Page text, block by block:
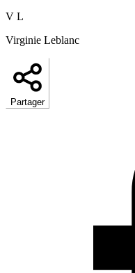
V L
Virginie Leblanc
Partager